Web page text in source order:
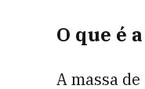
O que é
A massa